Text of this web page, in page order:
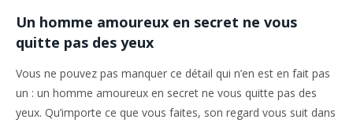
Un homme amoureux en secret ne vous
quitte pas des yeux
Vous ne pouvez pas manquer ce détail qui n’en est en fait pas
un : un homme amoureux en secret ne vous quitte pas des
yeux. Qu’importe ce que vous faites, son regard vous suit dans